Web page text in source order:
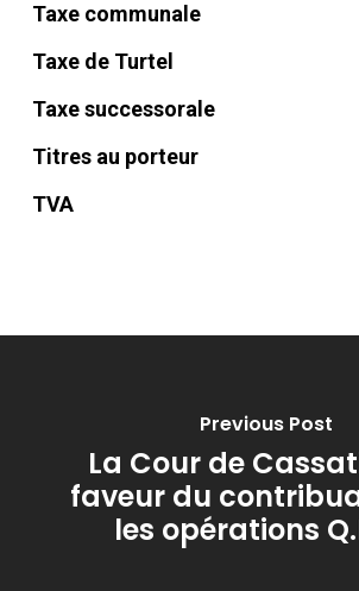
Taxe communale
Taxe de Turtel
Taxe successorale
Titres au porteur
TVA
Previous Post
La Cour de
faveur du
les opérations